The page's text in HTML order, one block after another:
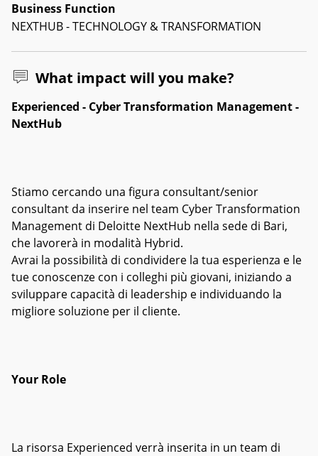
Business Function
NEXTHUB - TECHNOLOGY & TRANSFORMATION
What impact will you make?
Experienced - Cyber Transformation Management -
NextHub
Stiamo cercando una figura consultant/senior
consultant da inserire nel team Cyber Transformation
Management di Deloitte NextHub nella sede di Bari,
che lavorerà in modalità Hybrid.
Avrai la possibilità di condividere la tua esperienza e le
tue conoscenze con i colleghi più giovani, iniziando a
sviluppare capacità di leadership e individuando la
migliore soluzione per il cliente.
Your Role
La risorsa Experienced verrà inserita in un team di